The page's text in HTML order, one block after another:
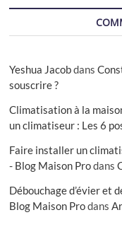
Yeshua Jacobdans
souscrire ?
Climatisation à la
un climatiseur : Les 6
Faire installer un
- Blog Maison Prodans
Débouchage d’évier et
Blog Maison Prodans